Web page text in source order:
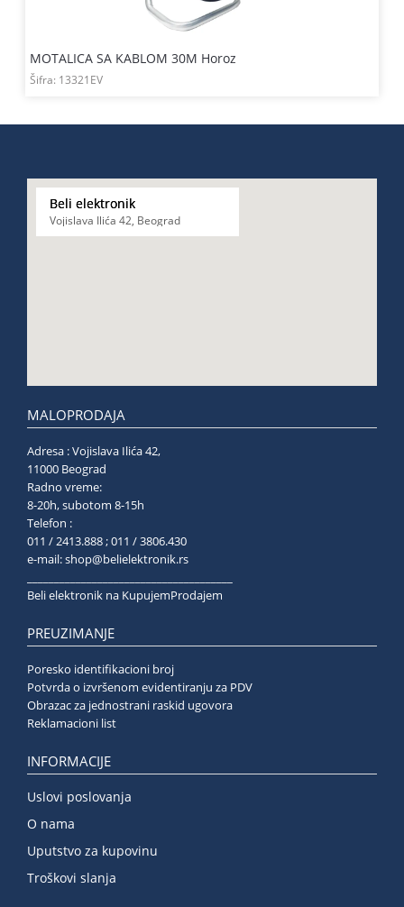
MOTALICA SA KABLOM 30M Horoz
Šifra: 13321EV
Beli elektronik
Vojislava Ilića 42, Beograd
MALOPRODAJA
Adresa : Vojislava Ilića 42,
11000 Beograd
Radno vreme:
8-20h, subotom 8-15h
Telefon :
011 / 2413.888 ; 011 / 3806.430
e-mail:shop@belielektronik.rs
Beli elektronik na KupujemProdajem
PREUZIMANJE
Poresko identifikacioni broj
Potvrda o izvršenom evidentiranju za PDV
Obrazac za jednostrani raskid ugovora
Reklamacioni list
INFORMACIJE
Uslovi poslovanja
O nama
Uputstvo za kupovinu
Troškovi slanja